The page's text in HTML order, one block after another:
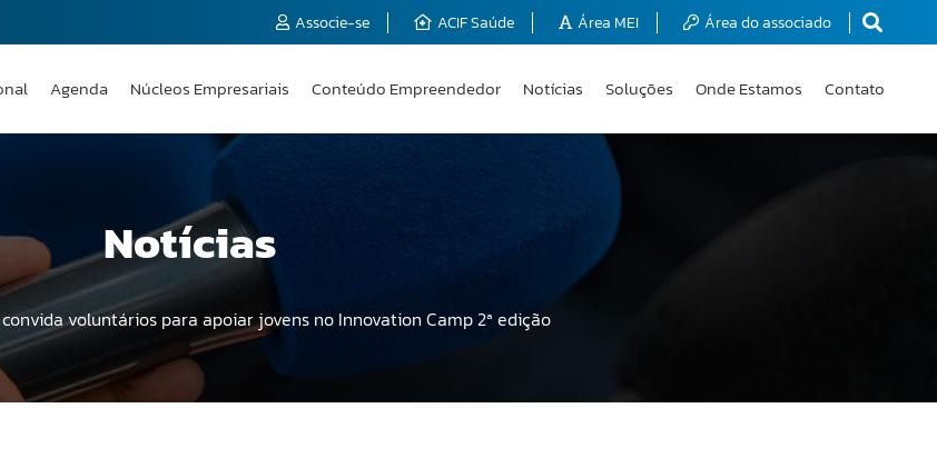
Associe-se ACIF Saúde Área MEI Área do associado
Agenda Núcleos Empresariais Conteúdo Empreendedor Notícias Soluções Onde Estamos Contato
Notícias
convida voluntários para apoiar jovens no Innovation Camp 2ª edição